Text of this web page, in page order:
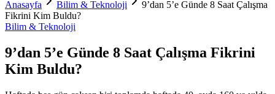
Anasayfa Bilim & Teknoloji
9’dan 5’e Günde 8 Saat Çalışma
Fikrini Kim Buldu?
Bilim & Teknoloji
9’dan 5’e Günde 8 Saat Çalışma Fikrini
Kim Buldu?